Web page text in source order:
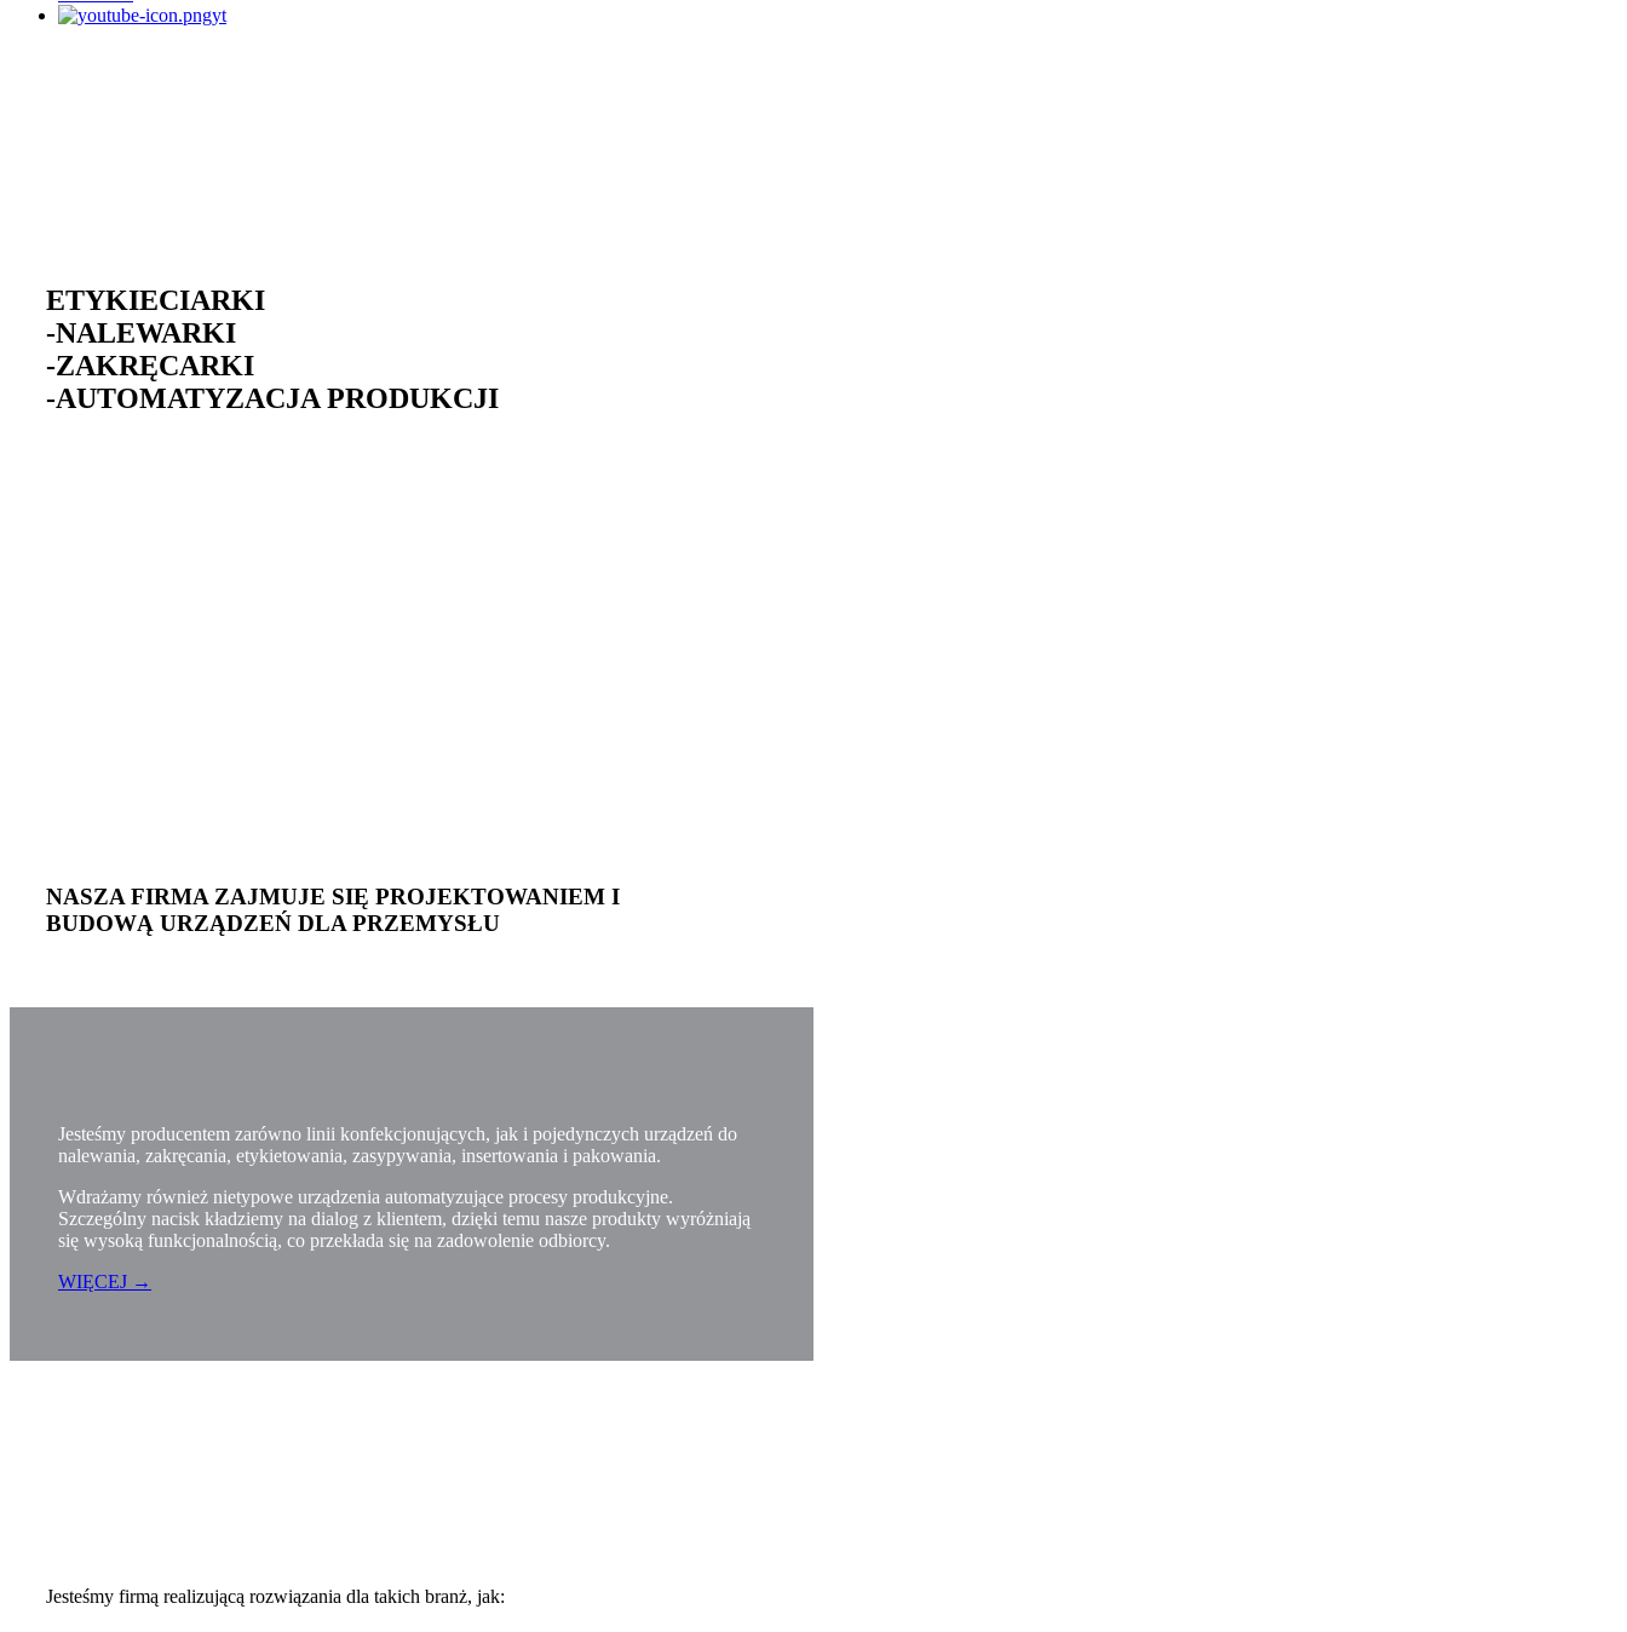
yt
ETYKIECIARKI
-NALEWARKI
-ZAKRĘCARKI
-AUTOMATYZACJA PRODUKCJI
NASZA FIRMA ZAJMUJE SIĘ PROJEKTOWANIEM I
BUDOWĄ URZĄDZEŃ DLA PRZEMYSŁU
Jesteśmy producentem zarówno linii konfekcjonujących, jak i pojedynczych urządzeń do
nalewania, zakręcania, etykietowania, zasypywania, insertowania i pakowania.
Wdrażamy również nietypowe urządzenia automatyzujące procesy produkcyjne.
Szczególny nacisk kładziemy na dialog z klientem, dzięki temu nasze produkty wyróżniają
się wysoką funkcjonalnością, co przekłada się na zadowolenie odbiorcy.
WIĘCEJ →
Jesteśmy firmą realizującą rozwiązania dla takich branż, jak: